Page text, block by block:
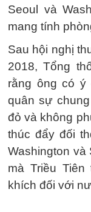
Seoul và
mang tính
Sau hội nghị
2018, Tổng
rằng ông có ý
quân sự
đỏ và không
thúc đẩy đối
Washington và
mà Triều
khích đối với